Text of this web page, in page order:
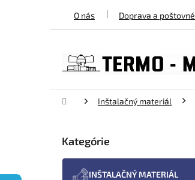
O nás Doprava a poštovné
DomovInštalačný materiál
Preskočiť
Kategórie
INŠTALAČNÝ MATERIÁL